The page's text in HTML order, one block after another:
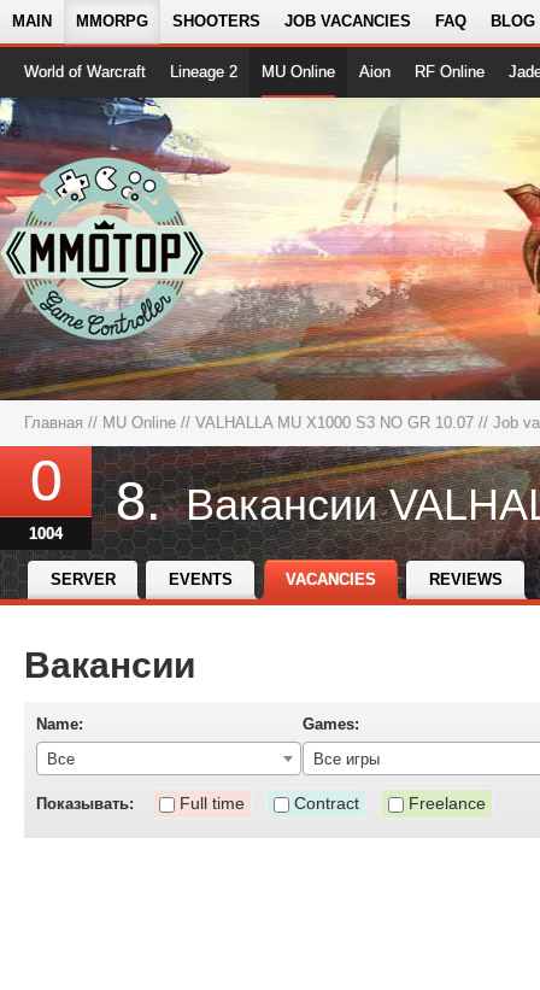
MAIN MMORPG SHOOTERS JOB VACANCIES FAQ BLOG
World of Warcraft Lineage 2 MU Online Aion RF Online
Главная // MU Online // VALHALLA MU X1000 S3 NO GR 10.07 // Job
0
1004
8.
SERVER EVENTS VACANCIES REVIEWS
Вакансии
Name:
Все
Games:
Все игры
Показывать: Full time Contract Freelance